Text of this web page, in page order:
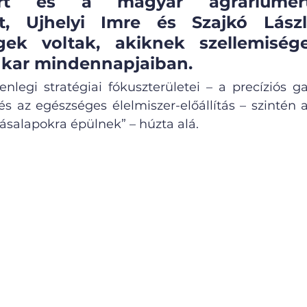
Ujhelyi Imre és Szajkó
voltak, akiknek
mindennapjaiban.
stratégiai fókuszterületei – a precíziós
az egészséges élelmiszer-előállítás – szintén
épülnek” – húzta alá.